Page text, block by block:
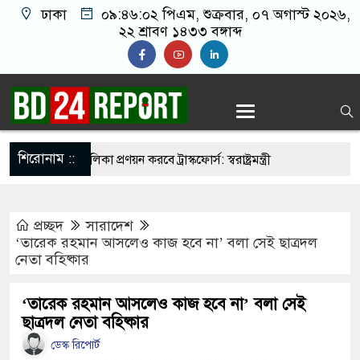
ঢাকা ০৯:৪৬:০৩ পিএম, শুক্রবার, ০৭ অগাস্ট
২০২৬, ২২ শ্রাবণ ১৪৩৩ বঙ্গাব্দ
শিরোনাম ::তালিকা প্রণয়ন করবে ট্রাস্কফোর্স: স্বরাষ্ট্রমন্ত্রী
নয়, জাতির দায়িত্ব নিতে হবে ওলামায়ে
থেকে খুলে ফেলা হচ্ছে মাইক, শুভেন্দু বলছেন-
প্রচ্ছদ
সারাদেশ
‘তারেক রহমান আসলেও কাজ হবে না’ বলা সেই ছাত্রদল
নেতা বহিষ্কার
‘তারেক রহমান আসলেও কাজ হবে না’ বলা সেই
ছাত্রদল নেতা বহিষ্কার
ডেস্ক রিপোর্ট